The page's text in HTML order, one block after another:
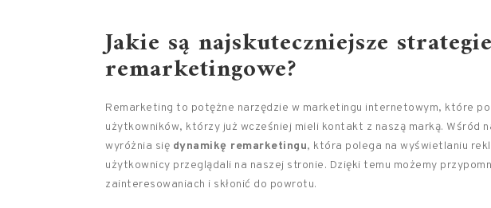
Jakie są najskuteczniejsze strategie
remarketingowe?
Remarketing to potężne narzędzie w marketingu internetowym, które
użytkowników, którzy już wcześniej mieli kontakt z naszą marką. Wśród
wyróżnia się dynamikę remarketingu, która polega na wyświetlaniu
użytkownicy przeglądali na naszej stronie. Dzięki temu możemy
zainteresowaniach i skłonić do powrotu.